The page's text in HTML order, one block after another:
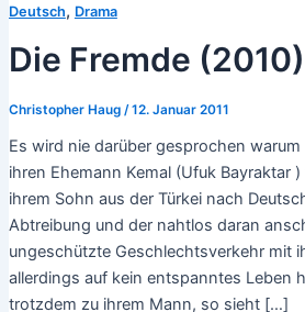
Deutsch, Drama
Die Fremde (2010)
Christopher Haug /12. Januar 2011
Es wird nie darüber gesprochen warum
ihren Ehemann Kemal (Ufuk Bayraktar
ihrem Sohn aus der Türkei nach
Abtreibung und der nahtlos daran
ungeschützte Geschlechtsverkehr mit
allerdings auf kein entspanntes Leben
trotzdem zu ihrem Mann, so sieht […]